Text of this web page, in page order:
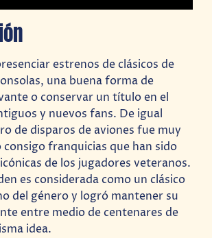
estrenos de clásicos de
una buena forma de
o conservar un título en el
y nuevos fans. De igual
de disparos de aviones fue muy
franquicias que han sido
de los jugadores veteranos.
es considerada como un clásico
del género y logró mantener su
entre medio de centenares de
idea.